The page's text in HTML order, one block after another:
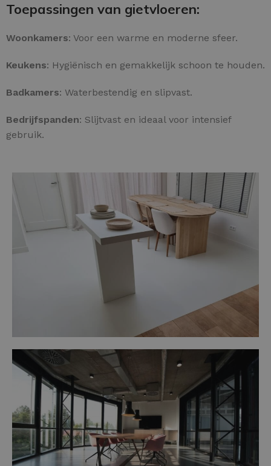
Toepassingen van gietvloeren:
Woonkamers: Voor een warme en moderne sfeer.
Keukens: Hygiënisch en gemakkelijk schoon te houden.
Badkamers: Waterbestendig en slipvast.
Bedrijfspanden: Slijtvast en ideaal voor intensief
gebruik.